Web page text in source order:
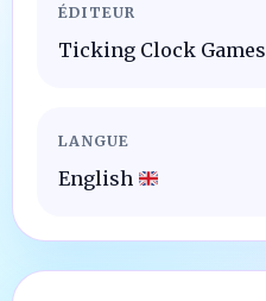
ÉDITEUR
Ticking Clock Games
LANGUE
English